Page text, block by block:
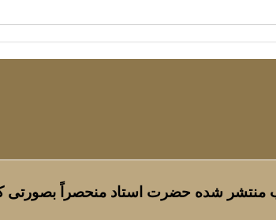
منتشر شده حضرت استاد منحصراً بصورتی